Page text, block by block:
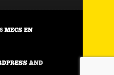
MECS EN
AND